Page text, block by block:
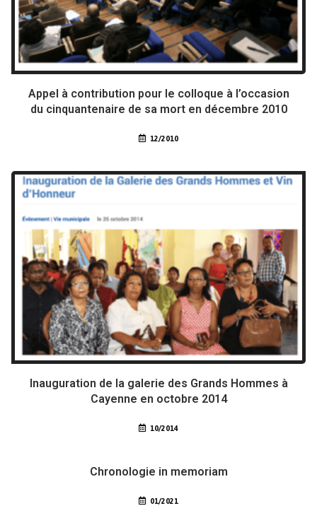
Appel à contribution pour le colloque à l’occasion
du cinquantenaire de sa mort en décembre 2010
12/2010
Inauguration de la galerie des Grands Hommes à
Cayenne en octobre 2014
10/2014
Chronologie in memoriam
01/2021